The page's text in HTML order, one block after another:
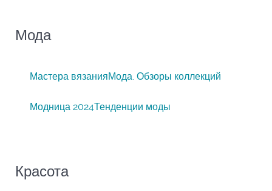
Мода
Мастера вязанияМода. Обзоры коллекций
Модница 2024Тенденции моды
Красота